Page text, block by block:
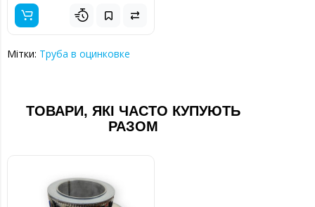
Мітки: Труба в оцинковке
ТОВАРИ, ЯКІ ЧАСТО КУПУЮТЬ
РАЗОМ